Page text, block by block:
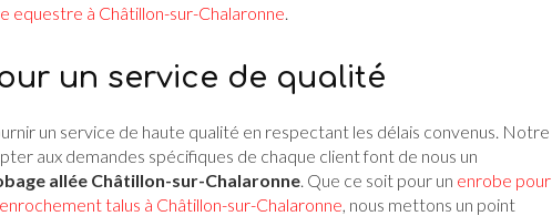
equestre à Châtillon-sur-Chalaronne.
un service de qualité
un service de haute qualité en respectant les délais convenus. Notre
aux demandes spécifiques de chaque client font de nous un
allée Châtillon-sur-Chalaronne. Que ce soit pour un enrobe pour
enrochement talus à Châtillon-sur-Chalaronne, nous mettons un point